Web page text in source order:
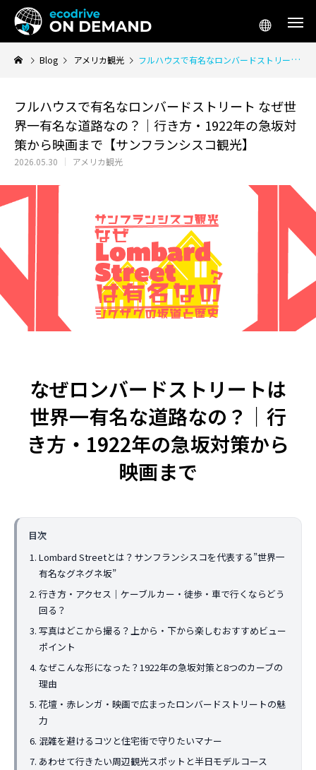
アメリカ生活／移住 アメリカ起
テスラ「Supercharger for Business」
とは？店舗にスーパーチャージャーを設
アメリカ 車 リー
駐在員・留学生の
米国起業の失敗談｜プリウス30台の貸
し出しで5万ドル損失、得た3つの教訓
2026.08.02
アメリカ起業の失
2026.07.25
日清カップヌードルはなぜ世界で売れる
のか｜アラスカで見た日清食品の世界展
の雪山で食べた
Blog アメリカ観光 フルハウスで有名なロンバードストリート なぜ世界一有名な道路なの？｜行き方・1922年の急坂対策から映画まで【サンフランシスコ観光】
フルハウスで有名なロンバードストリート なぜ世
界一有名な道路なの？｜行き方・1922年の急坂対
策から映画まで【サンフランシスコ観光】
2026.05.30 アメリカ観光
なぜロンバードストリートは
世界一有名な道路なの？｜行
き方・1922年の急坂対策から
映画まで
目次
Lombard Streetとは？サンフランシスコを代表する”世界一
有名なグネグネ坂”
行き方・アクセス｜ケーブルカー・徒歩・車で行くならどう
回る？
写真はどこから撮る？上から・下から楽しむおすすめビュー
ポイント
なぜこんな形になった？1922年の急坂対策と8つのカーブの
理由
花壇・赤レンガ・映画で広まったロンバードストリートの魅
力
混雑を避けるコツと住宅街で守りたいマナー
あわせて行きたい周辺観光スポットと半日モデルコース